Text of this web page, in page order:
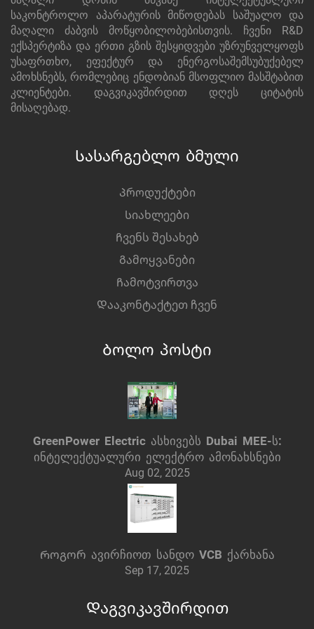
საკონტროლო აპარატურის მიწოდებას საშუალო და
მაღალი ძაბვის მოწყობილობებისთვის. ჩვენი R&D
ექსპერტიზა და ერთი გზის შესყიდვები უზრუნველყოფს
უსაფრთხო, ეფექტურ და ენერგოსაშემსუბუქებელ
ამოხსნებს, რომლებიც ენდობიან მსოფლიო მასშტაბით
კლიენტები. დაგვიკავშირდით დღეს ციტატის
მისაღებად.
Სასარგებლო ბმული
Პროდუქტები
Სიახლეები
Ჩვენს შესახებ
Გამოყვანები
Ჩამოტვირთვა
Დააკონტაქტეთ ჩვენ
Ბოლო პოსტი
GreenPower Electric ასხივებს Dubai MEE-ს:
ინტელექტუალური ელექტრო ამონახსნები
Aug 02, 2025
Როგორ ავირჩიოთ სანდო VCB ქარხანა
Sep 17, 2025
Დაგვიკავშირდით